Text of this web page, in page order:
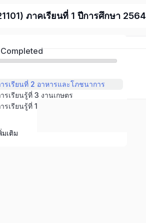
ภาคเรียนที่ 1 ปีการศึกษา 2564
Completed
รเรียนที่ 2 อาหารและโภชนาการ
รเรียนรู้ที่ 3 งานเกษตร
รเรียนรู้ที่ 1 งานบ้าน
มเติม